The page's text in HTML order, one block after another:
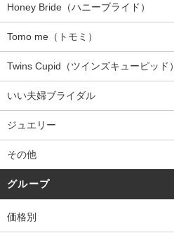
Honey Bride（ハニーブライド）
Tomo me（トモミ）
Twins Cupid（ツインズキューピッド）
いい夫婦ブライダル
ジュエリー
その他
グループ
価格別